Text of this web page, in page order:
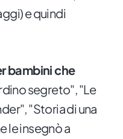
e quindi
bambini che
segreto", "Le
"Storia di una
le insegnò a